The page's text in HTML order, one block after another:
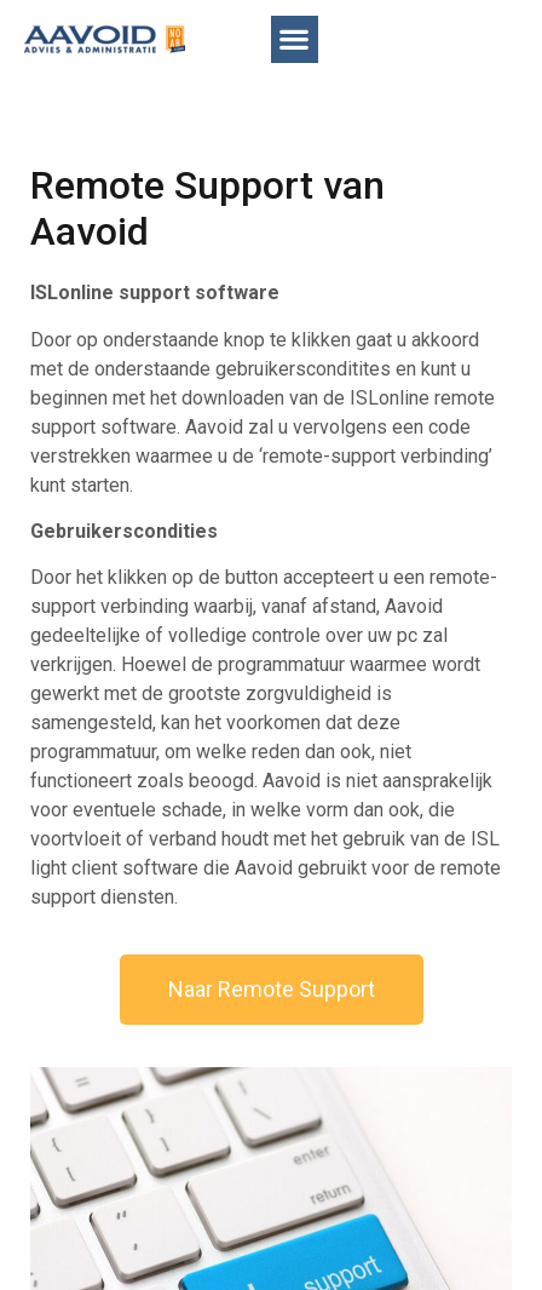
Remote Support van
Aavoid
ISLonline support software
Door op onderstaande knop te klikken gaat u akkoord
met de onderstaande gebruikersconditites en kunt u
beginnen met het downloaden van de ISLonline remote
support software. Aavoid zal u vervolgens een code
verstrekken waarmee u de ‘remote-support verbinding’
kunt starten.
Gebruikerscondities
Door het klikken op de button accepteert u een remote-
support verbinding waarbij, vanaf afstand, Aavoid
gedeeltelijke of volledige controle over uw pc zal
verkrijgen. Hoewel de programmatuur waarmee wordt
gewerkt met de grootste zorgvuldigheid is
samengesteld, kan het voorkomen dat deze
programmatuur, om welke reden dan ook, niet
functioneert zoals beoogd. Aavoid is niet aansprakelijk
voor eventuele schade, in welke vorm dan ook, die
voortvloeit of verband houdt met het gebruik van de ISL
light client software die Aavoid gebruikt voor de remote
support diensten.
Naar Remote Support